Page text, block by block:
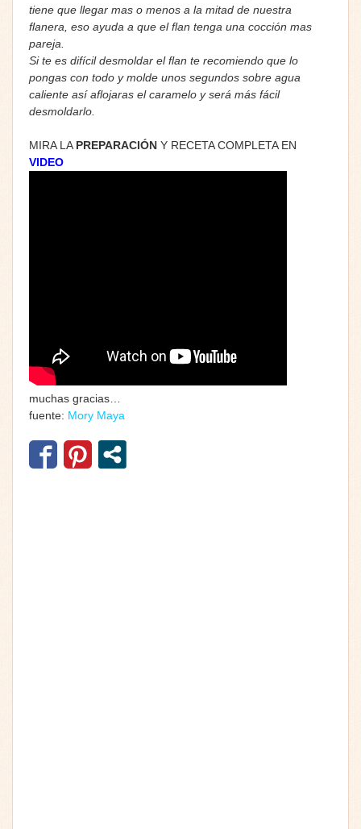
tiene que llegar mas o menos a la mitad de nuestra
flanera, eso ayuda a que el flan tenga una cocción mas
pareja.
Si te es difícil desmoldar el flan te recomiendo que lo
pongas con todo y molde unos segundos sobre agua
caliente así aflojaras el caramelo y será más fácil
desmoldarlo.
MIRA LA PREPARACIÓN Y RECETA COMPLETA EN
VIDEO
muchas gracias…
fuente: Mory Maya